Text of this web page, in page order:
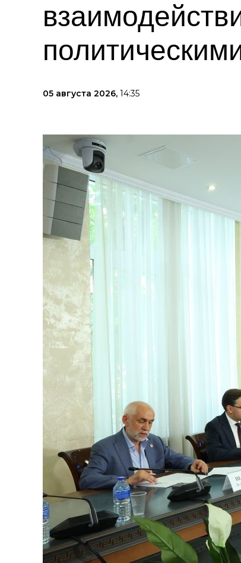
05 августа 2026, 14:35